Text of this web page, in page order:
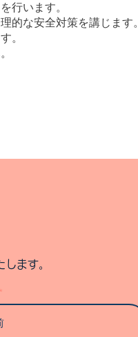
行います。
的な安全対策を講じます。
。
ます。